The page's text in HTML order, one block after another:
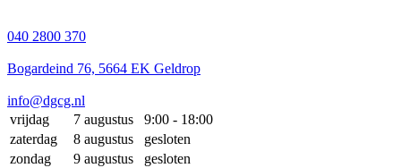
040 2800 370
Bogardeind 76, 5664 EK Geldrop
info@dgcg.nl
vrijdag
7 augustus
9:00 - 18:00
zaterdag
8 augustus
gesloten
zondag
9 augustus
gesloten